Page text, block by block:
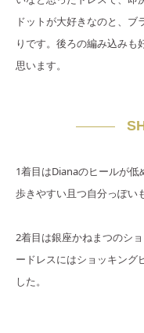
ドットが大好きなのと、
りです。後ろの編み込みも
思います。
1着目はDianaのヒールが
歩きやすい且つ自分っぽい
2着目は銀座かねまつのシ
ードレスにはショッキング
した。